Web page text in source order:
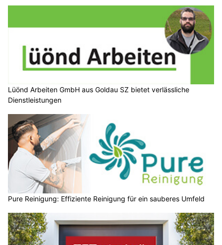
Lüönd Arbeiten GmbH aus Goldau SZ bietet verlässliche
Dienstleistungen
Pure Reinigung: Effiziente Reinigung für ein sauberes Umfeld